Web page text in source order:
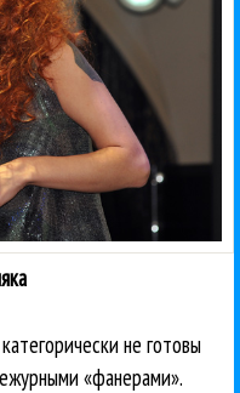
не готовы
«фанерами».